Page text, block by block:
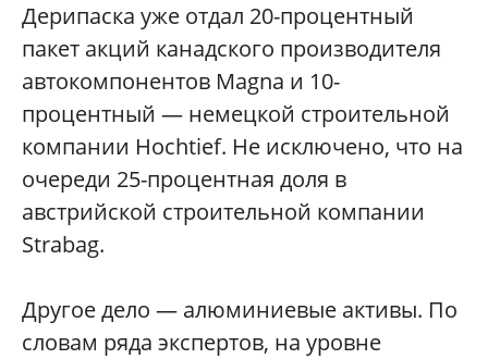
Дерипаска уже отдал 20-процентный
пакет акций канадского производителя
автокомпонентов Magna и 10-
процентный — немецкой строительной
компании Hochtief. Не исключено, что на
очереди 25-процентная доля в
австрийской строительной компании
Strabag.
Другое дело — алюминиевые активы. По
словам ряда экспертов, на уровне